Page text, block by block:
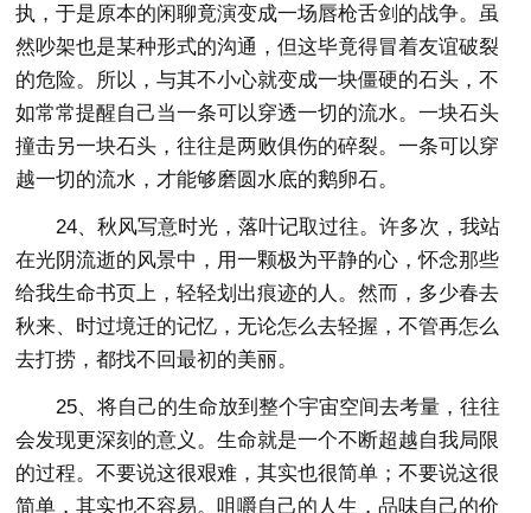
执，于是原本的闲聊竟演变成一场唇枪舌剑的战争。虽
然吵架也是某种形式的沟通，但这毕竟得冒着友谊破裂
的危险。所以，与其不小心就变成一块僵硬的石头，不
如常常提醒自己当一条可以穿透一切的流水。一块石头
撞击另一块石头，往往是两败俱伤的碎裂。一条可以穿
越一切的流水，才能够磨圆水底的鹅卵石。
24、秋风写意时光，落叶记取过往。许多次，我站
在光阴流逝的风景中，用一颗极为平静的心，怀念那些
给我生命书页上，轻轻划出痕迹的人。然而，多少春去
秋来、时过境迁的记忆，无论怎么去轻握，不管再怎么
去打捞，都找不回最初的美丽。
25、将自己的生命放到整个宇宙空间去考量，往往
会发现更深刻的意义。生命就是一个不断超越自我局限
的过程。不要说这很艰难，其实也很简单；不要说这很
简单，其实也不容易。咀嚼自己的人生，品味自己的价